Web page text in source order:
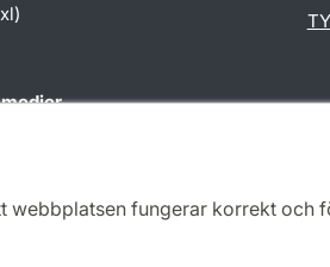
webbplatsen fungerar korrekt och